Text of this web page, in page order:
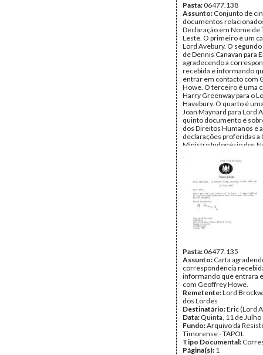
Pasta:06477.138
Assunto: Conjunto de
documentos
Declaração em Nome de
Leste. O primeiro é um
Lord Avebury. O
de Dennis Canavan para
agradecendo a
recebida e informando
entrar em contacto com
Howe. O terceiro é uma
Harry Greenway para o
Havebury. O quarto é
Joan Maynard para Lord
quinto documento é
dos Direitos Humanos e
declarações proferidas a
Ministro Indonésio dos
Remetente:Dennis
Câmara dos Comuns
Destinatário:Eric (Lord
Data: Segunda, 8 de
Fundo:Arquivo da
Timorense - TAPOL
Tipo Documental:
Página(s):
Pasta:06477.135
Assunto: Carta
correspondência
informando que entrara
com Geoffrey Howe.
Remetente:Lord
dos Lordes
Destinatário:Eric (Lord
Data: Quinta, 11 de
Fundo:Arquivo da
Timorense - TAPOL
Tipo Documental:
Página(s): 1